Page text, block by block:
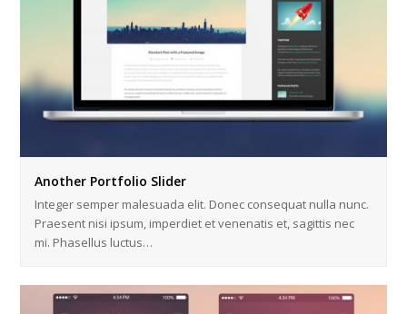
Another Portfolio Slider
Integer semper malesuada elit. Donec consequat nulla nunc.
Praesent nisi ipsum, imperdiet et venenatis et, sagittis nec
mi. Phasellus luctus…